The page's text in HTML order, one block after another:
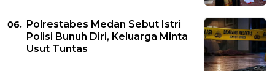
Polrestabes Medan Sebut Istri
Polisi Bunuh Diri, Keluarga Minta
Usut Tuntas